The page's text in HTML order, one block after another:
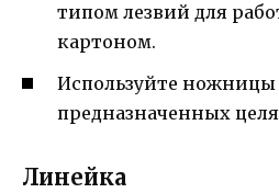
типом лезвий для
картоном.
Используйте ножницы
предназначенных
Линейка